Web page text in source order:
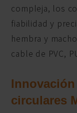
compleja, los
fiabilidad y
hembra y
cable de PVC,
circulares